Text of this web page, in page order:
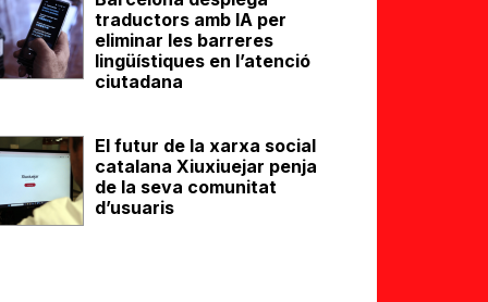
traductors amb IA per
eliminar les barreres
lingüístiques en l’atenció
ciutadana
El futur de la xarxa social
catalana Xiuxiuejar penja
de la seva comunitat
d’usuaris